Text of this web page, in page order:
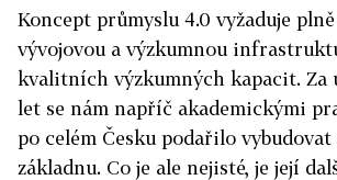
Koncept průmyslu 4.0 vyžaduje
vývojovou a výzkumnou
kvalitních výzkumných kapacit. Za
let se nám napříč akademickými
po celém Česku podařilo
základnu. Co je ale nejisté, je její